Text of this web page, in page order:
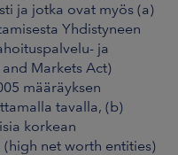
ja jotka ovat myös (a)
Yhdistyneen
ja
Markets Act)
määräyksen
tavalla, (b)
korkean
net worth entities)